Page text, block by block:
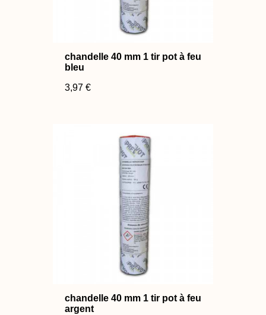
chandelle 40 mm 1 tir pot à feu
bleu
3,97 €
chandelle 40 mm 1 tir pot à feu
argent